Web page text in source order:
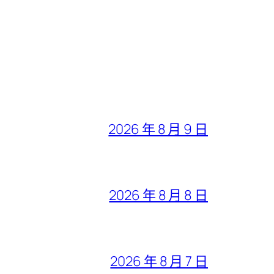
2026 年 8 月 9 日
2026 年 8 月 8 日
2026 年 8 月 7 日